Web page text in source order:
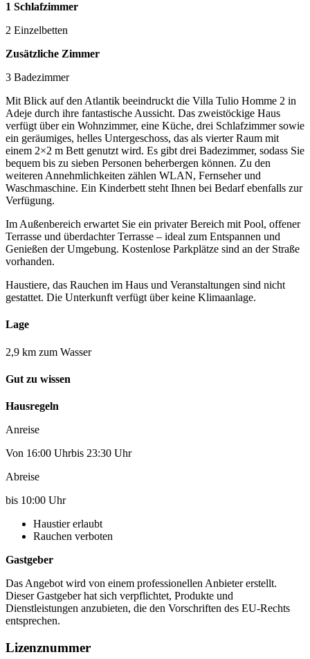
1 Schlafzimmer
2 Einzelbetten
Zusätzliche Zimmer
3 Badezimmer
Mit Blick auf den Atlantik beeindruckt die Villa Tulio Homme 2 in
Adeje durch ihre fantastische Aussicht. Das zweistöckige Haus
verfügt über ein Wohnzimmer, eine Küche, drei Schlafzimmer sowie
ein geräumiges, helles Untergeschoss, das als vierter Raum mit
einem 2×2 m Bett genutzt wird. Es gibt drei Badezimmer, sodass Sie
bequem bis zu sieben Personen beherbergen können. Zu den
weiteren Annehmlichkeiten zählen WLAN, Fernseher und
Waschmaschine. Ein Kinderbett steht Ihnen bei Bedarf ebenfalls zur
Verfügung.
Im Außenbereich erwartet Sie ein privater Bereich mit Pool, offener
Terrasse und überdachter Terrasse – ideal zum Entspannen und
Genießen der Umgebung. Kostenlose Parkplätze sind an der Straße
vorhanden.
Haustiere, das Rauchen im Haus und Veranstaltungen sind nicht
gestattet. Die Unterkunft verfügt über keine Klimaanlage.
Lage
2,9 km zum Wasser
Gut zu wissen
Hausregeln
Anreise
Von 16:00 Uhrbis 23:30 Uhr
Abreise
bis 10:00 Uhr
Haustier erlaubt
Rauchen verboten
Gastgeber
Das Angebot wird von einem professionellen Anbieter erstellt.
Dieser Gastgeber hat sich verpflichtet, Produkte und
Dienstleistungen anzubieten, die den Vorschriften des EU-Rechts
entsprechen.
Lizenznummer